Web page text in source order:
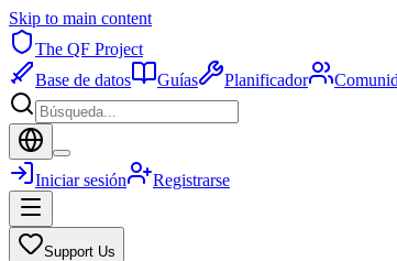
Skip to main content
The QF Project
Base de datos
Guías Planificador
Iniciar sesión Registrarse
Support Us